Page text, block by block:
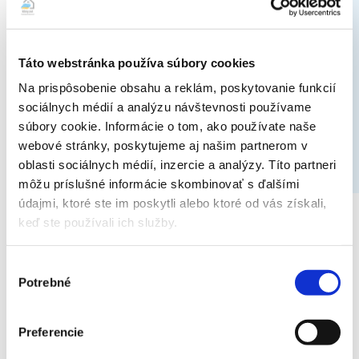
Táto webstránka používa súbory cookies
Na prispôsobenie obsahu a reklám, poskytovanie funkcií
sociálnych médií a analýzu návštevnosti používame
súbory cookie. Informácie o tom, ako používate naše
webové stránky, poskytujeme aj našim partnerom v
oblasti sociálnych médií, inzercie a analýzy. Títo partneri
môžu príslušné informácie skombinovať s ďalšími
údajmi, ktoré ste im poskytli alebo ktoré od vás získali,
keď ste používali ich služby.
súhlasu
Potrebné
Preferencie
prúdenie vzduchu tak, aby sa prispôsobilo výške stropu.
Ideálna výška vnútornej jednotky + dekoračný panel
Vnútorná jednotka má výšku len 185 mm a hodí sa do
nízkych podhľadov/stropov. Súčasťou balenia je
i dekoračný panel a IR ovládanie.
Jednoduché ovládanie použitím infračerveného diaľkového
ovládača
vzduchu